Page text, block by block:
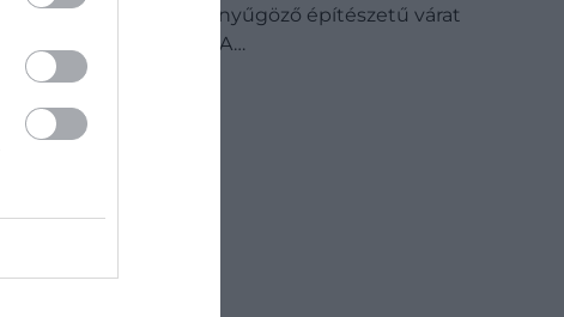
történelmű és lenyűgöző építészetű várat
fedezhetünk fel. A…
TECH